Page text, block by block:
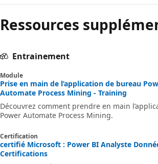
désactivé
Ressources
Entrainement
Module
Prise en main de l’application de bureau
Automate Process Mining - Training
Découvrez comment prendre en main
Power Automate Process Mining.
Certification
certifié Microsoft : Power BI Analyste
Certifications